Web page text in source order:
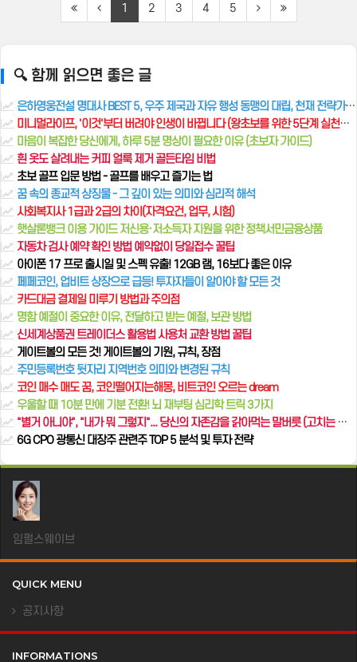
1 2 3 4 5
🔍 함께 읽으면 좋은 글
은하영웅전설 명대사 BEST 5, 우주 제국과 자유 행성 동맹의 대립, 천재 전략가들의 전쟁
미니멀라이프, '이것'부터 버려야 인생이 바뀝니다 (왕초보를 위한 5단계 실천법, 버리기 노하우 총정리)
마음이 복잡한 당신에게, 하루 5분 명상이 필요한 이유 (초보자 가이드)
흰 옷도 살려내는 커피 얼룩 제거 골든타임 비법
초보 골프 입문 방법 - 골프를 배우고 즐기는 법
꿈 속의 종교적 상징물 - 그 깊이 있는 의미와 심리적 해석
사회복지사 1급과 2급의 차이(자격요건, 업무, 시험)
햇살론뱅크 이용 가이드 저신용·저소득자 지원을 위한 정책서민금융상품
자동차 검사 예약 확인 방법 예약없이 당일접수 꿀팁
아이폰 17 프로 출시일 및 스펙 유출! 12GB 램, 16보다 좋은 이유
페페코인, 업비트 상장으로 급등! 투자자들이 알아야 할 모든 것
카드대금 결제일 미루기 방법과 주의점
명함 예절이 중요한 이유, 전달하고 받는 예절, 보관 방법
신세계상품권 트레이더스 활용법 사용처 교환 방법 꿀팁
게이트볼의 모든 것! 게이트볼의 기원, 규칙, 장점
주민등록번호 뒷자리 지역번호 의미와 변경된 규칙
코인 매수 매도 꿈, 코인떨어지는해몽, 비트코인 오르는 dream
우울할 때 10분 만에 기분 전환! 뇌 재부팅 심리학 트릭 3가지
"별거 아니야", "내가 뭐 그렇지"... 당신의 자존감을 갉아먹는 말버릇 (고치는 법 포함)
6G CPO 광통신 대장주 관련주 TOP 5 분석 및 투자 전략
임펄스웨이브
QUICK MENU
공지사항
INFORMATIONS